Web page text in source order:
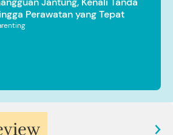
Perawatan yang Tepat